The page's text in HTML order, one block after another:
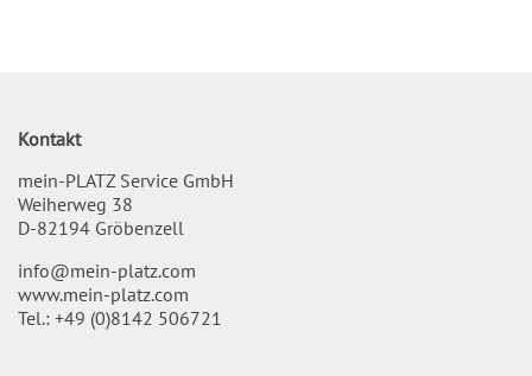
Kontakt
mein-PLATZ Service GmbH
Weiherweg 38
D-82194 Gröbenzell
info@mein-platz.com
www.mein-platz.com
Tel.: +49 (0)8142 506721